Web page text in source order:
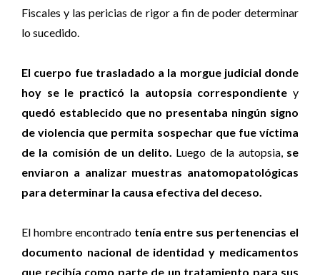
Fiscales y las pericias de rigor a fin de poder determinar
lo sucedido.
El cuerpo fue trasladado a la morgue judicial donde
hoy se le practicó la autopsia correspondiente y
quedó establecido que no presentaba ningún signo
de violencia que permita sospechar que fue víctima
de la comisión de un delito. Luego de la autopsia, se
enviaron a analizar muestras anatomopatológicas
para determinar la causa efectiva del deceso.
El hombre encontrado tenía entre sus pertenencias el
documento nacional de identidad y medicamentos
que recibía como parte de un tratamiento para sus